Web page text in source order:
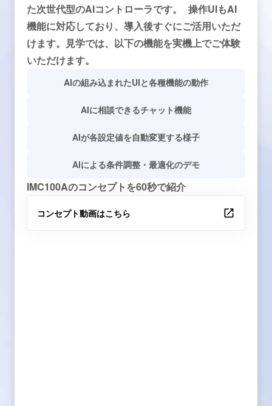
た次世代型のAIコントローラです。 操作UIもAI
機能に対応しており、導入後すぐにご活用いただ
けます。見学では、以下の機能を実機上でご体験
いただけます。
AIの組み込まれたUIと各種機能の動作
AIに相談できるチャット機能
AIが各設定値を自動変更する様子
AIによる条件調整・最適化のデモ
IMC100Aのコンセプトを60秒で紹介
コンセプト動画はこちら